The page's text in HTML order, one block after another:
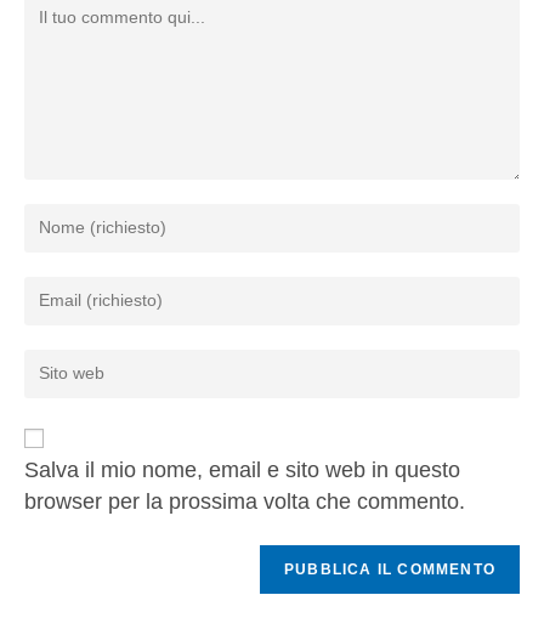
Salva il mio nome, email e sito web in questo
browser per la prossima volta che commento.